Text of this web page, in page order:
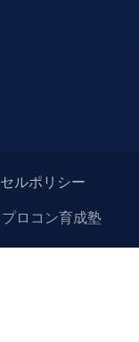
ルポリシー
ロコン育成塾